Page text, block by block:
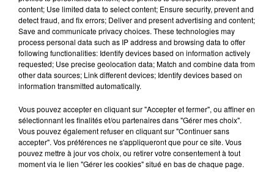
Musique
7 août 2026
Madonna sort enfin le remix de « Love
Sensation » avec Kylie Minogue
Angèle et Amélie Lens dévoilent leur
collaboration tant attendue
content; Use limited data to select content; Ensure security, prevent and
detect fraud, and fix errors; Deliver and present advertising and content;
Save and communicate privacy choices. These technologies may
process personal data such as IP address and browsing data to offer
following functionalities: Identify devices based on information actively
requested; Use precise geolocation data; Match and combine data from
other data sources; Link different devices; Identify devices based on
information transmitted automatically.
Vous pouvez accepter en cliquant sur "Accepter et fermer", ou affiner en
sélectionnant les finalités et/ou partenaires dans "Gérer mes choix".
Vous pouvez également refuser en cliquant sur "Continuer sans
accepter". Vos préférences ne s'appliqueront que pour ce site. Vous
pouvez mettre à jour vos choix, ou retirer votre consentement à tout
moment via le lien "Gérer les cookies" situé en bas de chaque page.